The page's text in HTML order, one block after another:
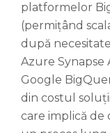
platformelor
(permițând
după
Azure Synapse
Google
din costul
care implică de